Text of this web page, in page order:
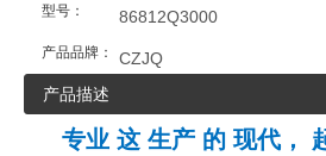
型号： 86812Q3000
产品品牌：
CZJQ
产品描述
专业 这 生产 的 现代，